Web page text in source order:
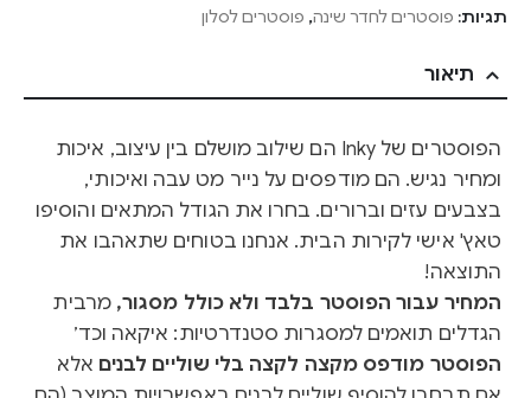
תגיות: פוסטרים לחדר שינה, פוסטרים לסלון
תיאור
הפוסטרים של Inky הם שילוב מושלם בין עיצוב, איכות
ומחיר נגיש. הם מודפסים על נייר מט עבה ואיכותי,
בצבעים עזים וברורים. בחרו את הגודל המתאים והוסיפו
טאץ' אישי לקירות הבית. אנחנו בטוחים שתאהבו את
התוצאה!
המחיר עבור הפוסטר בלבד ולא כולל מסגור, מרבית
הגדלים תואמים למסגרות סטנדרטיות: איקאה וכד׳
הפוסטר מודפס מקצה לקצה בלי שוליים לבנים אלא